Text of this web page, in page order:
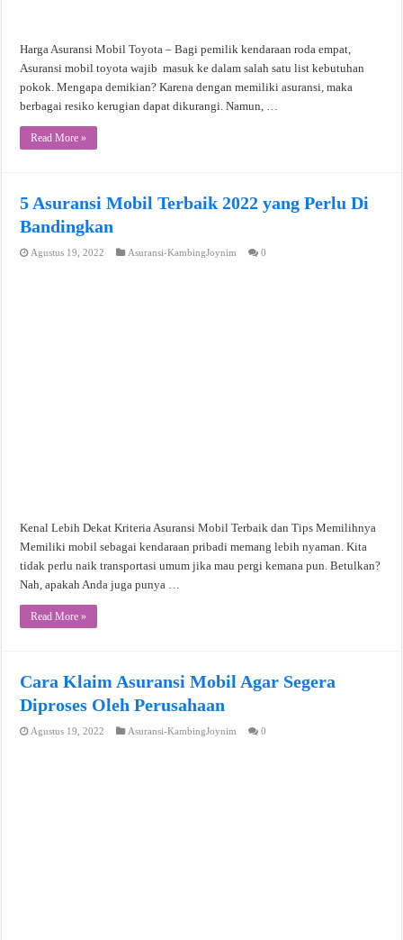
Harga Asuransi Mobil Toyota – Bagi pemilik kendaraan roda empat,
Asuransi mobil toyota wajib masuk ke dalam salah satu list kebutuhan
pokok. Mengapa demikian? Karena dengan memiliki asuransi, maka
berbagai resiko kerugian dapat dikurangi. Namun, …
Read More »
5 Asuransi Mobil Terbaik 2022 yang Perlu Di
Bandingkan
Agustus 19, 2022 Asuransi-KambingJoynim 0
Kenal Lebih Dekat Kriteria Asuransi Mobil Terbaik dan Tips Memilihnya
Memiliki mobil sebagai kendaraan pribadi memang lebih nyaman. Kita
tidak perlu naik transportasi umum jika mau pergi kemana pun. Betulkan?
Nah, apakah Anda juga punya …
Read More »
Cara Klaim Asuransi Mobil Agar Segera
Diproses Oleh Perusahaan
Agustus 19, 2022 Asuransi-KambingJoynim 0